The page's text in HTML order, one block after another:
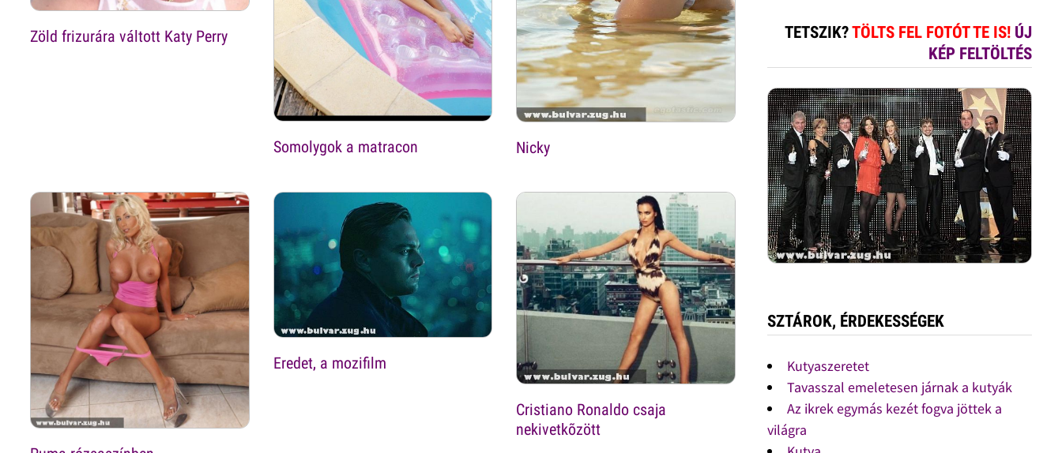
Zöld frizurára váltott Katy Perry
Somolygok a matracon Nicky
Eredet, a mozifilm
Cristiano Ronaldo csaja
nekivetkõzött
TETSZIK?TÖLTS FEL FOTÓT TE IS! ÚJ
KÉP FELTÖLTÉS
SZTÁROK, ÉRDEKESSÉGEK
Kutyaszeretet
Tavasszal emeletesen járnak a kutyák
Az ikrek egymás kezét fogva jöttek a
világra